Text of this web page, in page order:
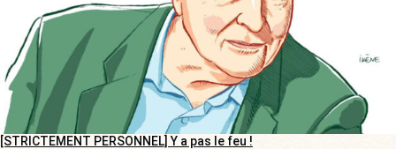
[STRICTEMENT PERSONNEL] Y a pas le feu !